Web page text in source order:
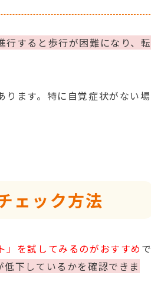
行すると歩行が困難になり、転
ります。特に自覚症状がない場
ェック方法
」を試してみるのがおすすめ で
低下しているかを確認できま